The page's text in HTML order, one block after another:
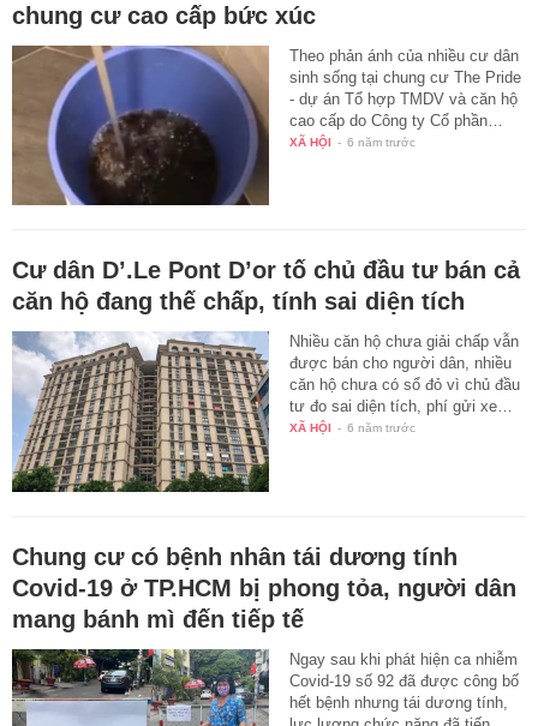
chung cư cao cấp bức xúc
Theo phản ánh của nhiều cư dân
sinh sống tại chung cư The Pride
- dự án Tổ hợp TMDV và căn hộ
cao cấp do Công ty Cổ phần…
XÃ HỘI - 6 năm trước
Cư dân D’.Le Pont D’or tố chủ đầu tư bán cả
căn hộ đang thế chấp, tính sai diện tích
Nhiều căn hộ chưa giải chấp vẫn
được bán cho người dân, nhiều
căn hộ chưa có sổ đỏ vì chủ đầu
tư đo sai diện tích, phí gửi xe…
XÃ HỘI - 6 năm trước
Chung cư có bệnh nhân tái dương tính
Covid-19 ở TP.HCM bị phong tỏa, người dân
mang bánh mì đến tiếp tế
Ngay sau khi phát hiện ca nhiễm
Covid-19 số 92 đã được công bố
hết bệnh nhưng tái dương tính,